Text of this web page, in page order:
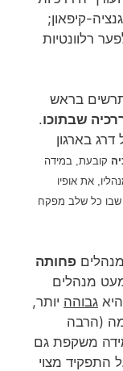
קיפאון;
רלוונטיות
בראש
שבתוכו.
בארגון
קובעת, במידה
את אופיו
שבו כל שלב מפקח
פחותה
מנהלים
גבוהה יותר,
(הרבה
משקפת גם
התפקיד מצוי